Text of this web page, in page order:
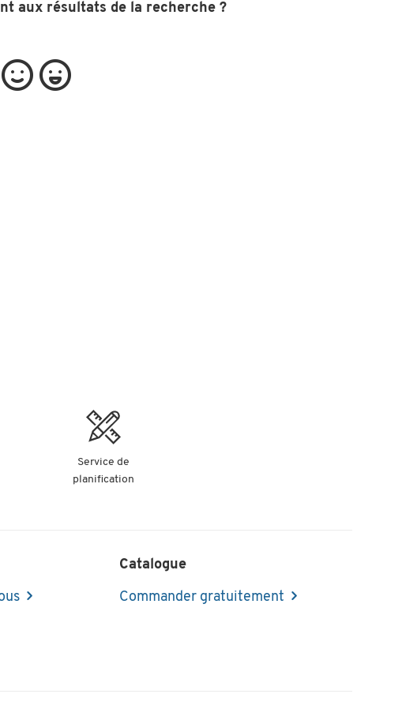
aux résultats de la recherche ?
Service de
planification
Catalogue
Commander gratuitement